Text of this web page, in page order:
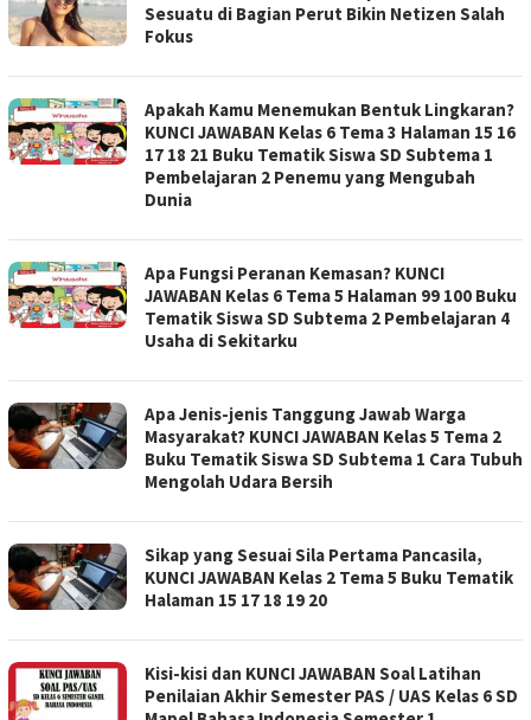
Sesuatu di Bagian Perut Bikin Netizen Salah
Fokus
Apakah Kamu Menemukan Bentuk Lingkaran?
KUNCI JAWABAN Kelas 6 Tema 3 Halaman 15 16
17 18 21 Buku Tematik Siswa SD Subtema 1
Pembelajaran 2 Penemu yang Mengubah
Dunia
Apa Fungsi Peranan Kemasan? KUNCI
JAWABAN Kelas 6 Tema 5 Halaman 99 100 Buku
Tematik Siswa SD Subtema 2 Pembelajaran 4
Usaha di Sekitarku
Apa Jenis-jenis Tanggung Jawab Warga
Masyarakat? KUNCI JAWABAN Kelas 5 Tema 2
Buku Tematik Siswa SD Subtema 1 Cara Tubuh
Mengolah Udara Bersih
Sikap yang Sesuai Sila Pertama Pancasila,
KUNCI JAWABAN Kelas 2 Tema 5 Buku Tematik
Halaman 15 17 18 19 20
Kisi-kisi dan KUNCI JAWABAN Soal Latihan
Penilaian Akhir Semester PAS / UAS Kelas 6 SD